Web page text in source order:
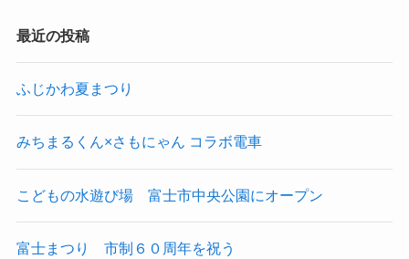
最近の投稿
ふじかわ夏まつり
みちまるくん×さもにゃん コラボ電車
こどもの水遊び場 富士市中央公園にオープン
富士まつり 市制６０周年を祝う